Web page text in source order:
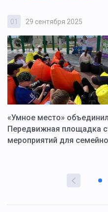
01 29 сентября 2025
«Умное место»
Передвижная площадка
мероприятий для